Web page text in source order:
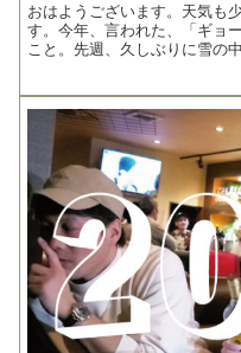
おはようございます。天気も
す。今年、言われた、「ギョ
こと。先週、久しぶりに雪の